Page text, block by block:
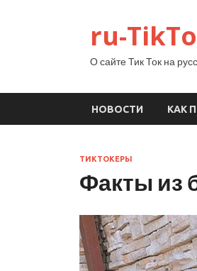
ru-
О сайте Тик Ток на
НОВОСТИ КАК
ТИКТОКЕРЫ
Факты из